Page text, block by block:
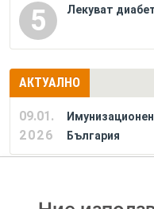
5 Лекуват
АКТУАЛНО
09.01.
2026
България